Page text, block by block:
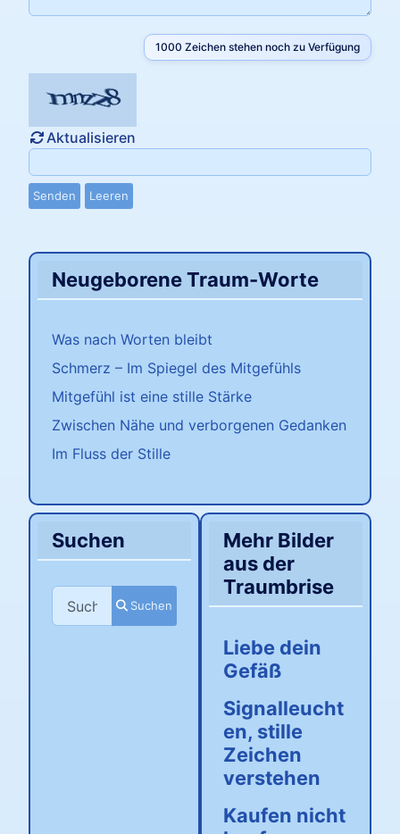
1000 Zeichen stehen noch zu Verfügung
Aktualisieren
Senden Leeren
Neugeborene Traum-Worte
Was nach Worten bleibt
Schmerz – Im Spiegel des Mitgefühls
Mitgefühl ist eine stille Stärke
Zwischen Nähe und verborgenen Gedanken
Im Fluss der Stille
Suchen
Suchen
Suchen
Mehr Bilder
aus der
Traumbrise
Liebe dein
Gefäß
Signalleucht
en, stille
Zeichen
verstehen
Kaufen nicht